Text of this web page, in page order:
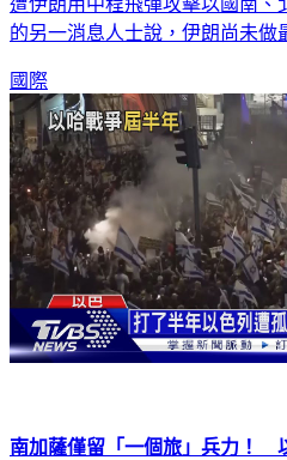
的另一消息人士說，伊朗尚未做
國際
南加薩僅留「一個旅」兵力！